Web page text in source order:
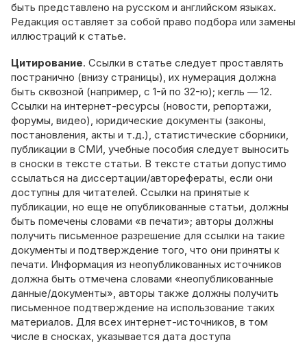
быть представлено на русском и английском языках.
Редакция оставляет за собой право подбора или замены
иллюстраций к статье.
Цитирование. Ссылки в статье следует проставлять
постранично (внизу страницы), их нумерация должна
быть сквозной (например, с 1-й по 32-ю); кегль — 12.
Ссылки на интернет-ресурсы (новости, репортажи,
форумы, видео), юридические документы (законы,
постановления, акты и т.д.), статистические сборники,
публикации в СМИ, учебные пособия следует выносить
в сноски в тексте статьи. В тексте статьи допустимо
ссылаться на диссертации/авторефераты, если они
доступны для читателей. Ссылки на принятые к
публикации, но еще не опубликованные статьи, должны
быть помечены словами «в печати»; авторы должны
получить письменное разрешение для ссылки на такие
документы и подтверждение того, что они приняты к
печати. Информация из неопубликованных источников
должна быть отмечена словами «неопубликованные
данные/документы», авторы также должны получить
письменное подтверждение на использование таких
материалов. Для всех интернет-источников, в том
числе в сносках, указывается дата доступа